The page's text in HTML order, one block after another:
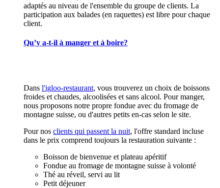
adaptés au niveau de l'ensemble du groupe de clients. La
participation aux balades (en raquettes) est libre pour chaque
client.
Qu’y a-t-il à manger et à boire?
Dans l'igloo-restaurant, vous trouverez un choix de boissons
froides et chaudes, alcoolisées et sans alcool. Pour manger,
nous proposons notre propre fondue avec du fromage de
montagne suisse, ou d'autres petits en-cas selon le site.
Pour nos clients qui passent la nuit, l'offre standard incluse
dans le prix comprend toujours la restauration suivante :
Boisson de bienvenue et plateau apéritif
Fondue au fromage de montagne suisse à volonté
Thé au réveil, servi au lit
Petit déjeuner